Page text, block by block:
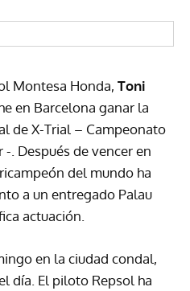
Montesa Honda, Toni
en Barcelona ganar la
de X-Trial – Campeonato
. Después de vencer en
del mundo ha
a un entregado Palau
actuación.
en la ciudad condal,
día. El piloto Repsol ha